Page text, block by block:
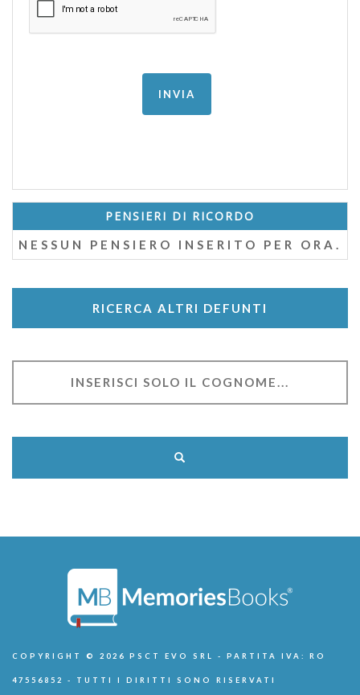
PENSIERI DI RICORDO
NESSUN PENSIERO INSERITO PER ORA.
RICERCA ALTRI DEFUNTI
COPYRIGHT © 2026 PSCT EVO SRL - PARTITA IVA: RO
47556852 - TUTTI I DIRITTI SONO RISERVATI